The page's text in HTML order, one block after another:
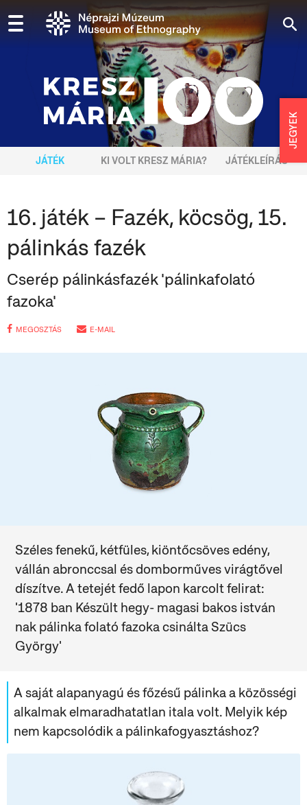
JÁTÉK KI VOLT KRESZ MÁRIA? JÁTÉKLEÍRÁS
16. játék – Fazék, köcsög, 15.
pálinkás fazék
Cserép pálinkásfazék 'pálinkafolató
fazoka'
MEGOSZTÁS E-MAIL
Széles fenekű, kétfüles, kiöntőcsöves edény,
vállán abronccsal és domborműves virágtővel
díszítve. A tetejét fedő lapon karcolt felirat:
'1878 ban Készült hegy- magasi bakos istván
nak pálinka folató fazoka csinálta Szücs
György'
A saját alapanyagú és főzésű pálinka a közösségi
alkalmak elmaradhatatlan itala volt. Melyik kép
nem kapcsolódik a pálinkafogyasztáshoz?
JEGYEK